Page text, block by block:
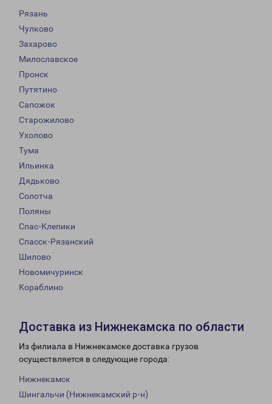
Рязань
Чулково
Захарово
Милославское
Пронск
Путятино
Сапожок
Старожилово
Ухолово
Тума
Ильинка
Дядьково
Солотча
Поляны
Спас-Клепики
Спасск-Рязанский
Шилово
Новомичуринск
Кораблино
Доставка из Нижнекамска по области
Из филиала в Нижнекамске доставка грузов
осуществляется в следующие города:
Нижнекамск
Шингальчи (Нижнекамский р-н)